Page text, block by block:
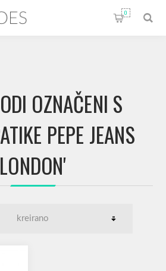
0
OZNAČENI S
PEPE JEANS
LONDON'